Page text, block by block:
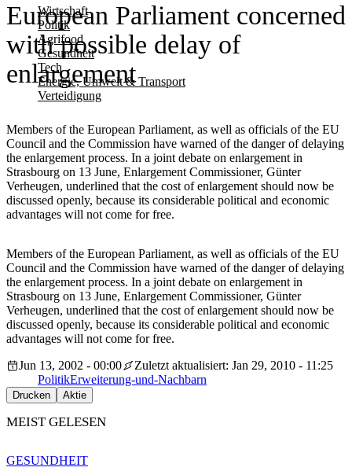
Wirtschaft
Politik
Agrifood
Gesundheit
Tech
Energie, Umwelt & Transport
Verteidigung
European Parliament concerned
with possible delay of
enlargement
Members of the European Parliament, as well as officials of the EU
Council and the Commission have warned of the danger of delaying
the enlargement process. In a joint debate on enlargement in
Strasbourg on 13 June, Enlargement Commissioner, Günter
Verheugen, underlined that the cost of enlargement should now be
discussed openly, because its considerable political and economic
advantages will not come for free.
Members of the European Parliament, as well as officials of the EU
Council and the Commission have warned of the danger of delaying
the enlargement process. In a joint debate on enlargement in
Strasbourg on 13 June, Enlargement Commissioner, Günter
Verheugen, underlined that the cost of enlargement should now be
discussed openly, because its considerable political and economic
advantages will not come for free.
Jun 13, 2002 - 00:00
Zuletzt aktualisiert: Jan 29, 2010 - 11:25
PolitikErweiterung-und-Nachbarn
Drucken Aktie
MEIST GELESEN
GESUNDHEIT